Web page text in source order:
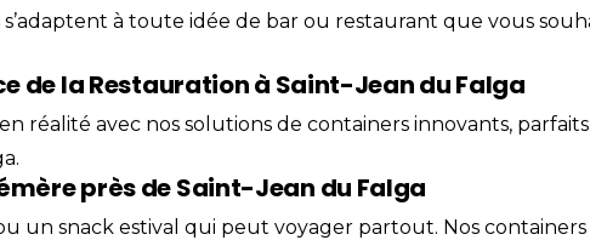
à toute idée de bar ou restaurant que vous
de la Restauration à Saint-Jean du Falga
réalité avec nos solutions de containers innovants,
près de Saint-Jean du Falga
un snack estival qui peut voyager partout. Nos